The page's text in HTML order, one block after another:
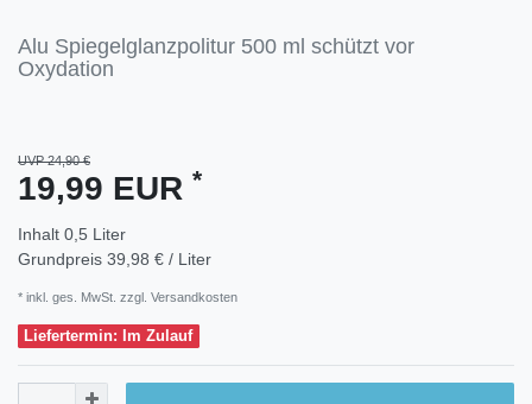
Alu Spiegelglanzpolitur 500 ml schützt vor
Oxydation
UVP 24,90 €
19,99 EUR *
Inhalt 0,5 Liter
Grundpreis 39,98 € / Liter
* inkl. ges. MwSt. zzgl. Versandkosten
Liefertermin: Im Zulauf